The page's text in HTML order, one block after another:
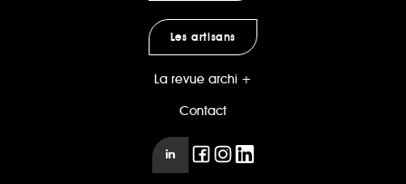
Les artisans
La revue archi +
Contact